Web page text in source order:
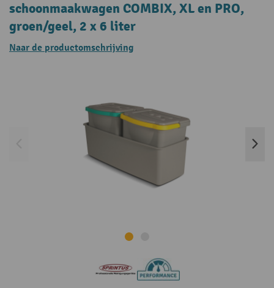
schoonmaakwagen COMBIX, XL en PRO,
groen/geel, 2 x 6 liter
Naar de productomschrijving